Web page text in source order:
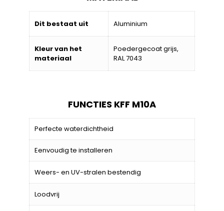
Dit bestaat uit Aluminium
Kleur van het
materiaal
Poedergecoat grijs,
RAL 7043
FUNCTIES KFF M10A
Perfecte waterdichtheid
Eenvoudig te installeren
Weers- en UV-stralen bestendig
Loodvrij